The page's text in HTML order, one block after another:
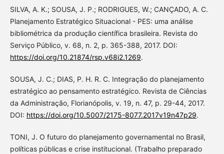
SILVA, A. K.; SOUSA, J. P.; RODRIGUES, W.; CANÇADO, A. C.
Planejamento Estratégico Situacional - PES: uma análise
bibliométrica da produção científica brasileira. Revista do
Serviço Público, v. 68, n. 2, p. 365-388, 2017. DOI:
https://doi.org/10.21874/rsp.v68i2.1269.
SOUSA, J. C.; DIAS, P. H. R. C. Integração do planejamento
estratégico ao pensamento estratégico. Revista de Ciências
da Administração, Florianópolis, v. 19, n. 47, p. 29-44, 2017.
DOI: https://doi.org/10.5007/2175-8077.2017v19n47p29.
TONI, J. O futuro do planejamento governamental no Brasil,
políticas públicas e crise institucional. (Trabalho preparado